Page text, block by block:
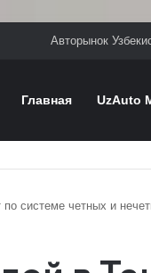
Авторынок
Главная UzAuto
системе четных и